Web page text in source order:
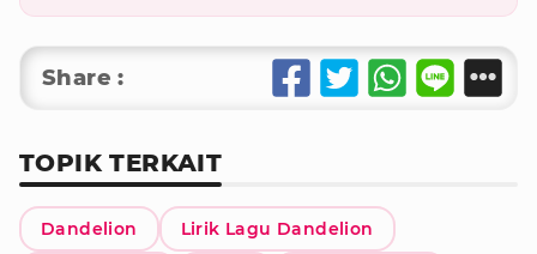
Share :
TOPIK TERKAIT
Dandelion Lirik Lagu Dandelion